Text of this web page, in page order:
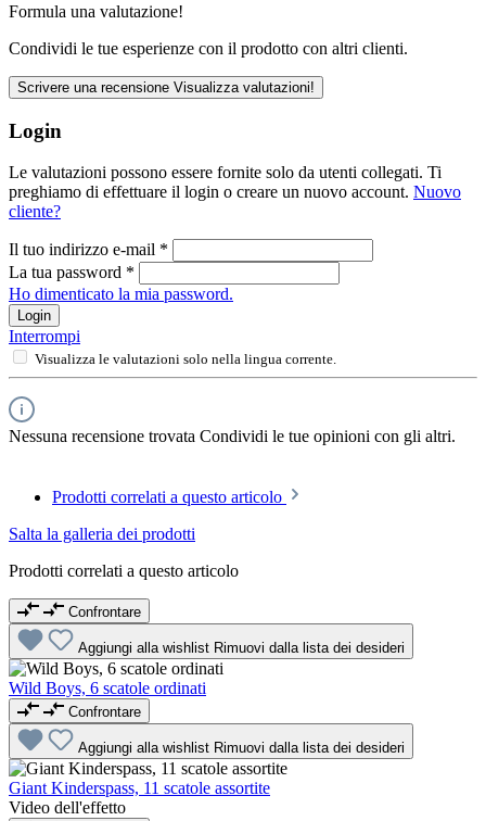
Formula una valutazione!
Condividi le tue esperienze con il prodotto con altri clienti.
Scrivere una recensione Visualizza valutazioni!
Login
Le valutazioni possono essere fornite solo da utenti collegati. Ti
preghiamo di effettuare il login o creare un nuovo account. Nuovo
cliente?
Il tuo indirizzo e-mail *
La tua password *
Ho dimenticato la mia password.
Login
Interrompi
Visualizza le valutazioni solo nella lingua corrente.
Nessuna recensione trovata Condividi le tue opinioni con gli altri.
Prodotti correlati a questo articolo
Salta la galleria dei prodotti
Prodotti correlati a questo articolo
Confrontare
Aggiungi alla wishlist Rimuovi dalla lista dei desideri
Wild Boys, 6 scatole ordinati
Confrontare
Aggiungi alla wishlist Rimuovi dalla lista dei desideri
Giant Kinderspass, 11 scatole assortite
Video dell'effetto